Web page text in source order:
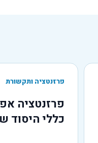
פרזנטציה ותקשורת
פרזנטציה
כללי היסוד